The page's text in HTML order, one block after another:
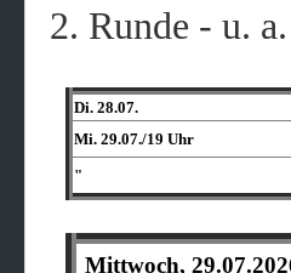
2. Runde - u.
Di. 28.07.
Mi. 29.07./19 Uhr
"
Mittwoch,